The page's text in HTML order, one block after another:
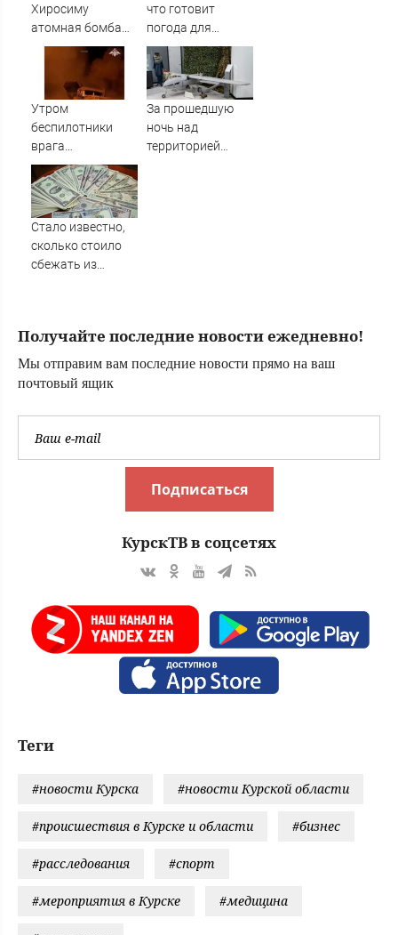
Хиросиму
атомная бомба
создала
невиданный
ранее металл на
Земле
что готовит
погода для
Тверской области
на второй неделе
августа
Утром
беспилотники
врага
попытались
атаковать
предприятия в
Поволжье, но им
За прошедшую
ночь над
территорией
Стало известно,
сколько стоило
сбежать из
Получайте последние новости ежедневно!
Мы отправим вам последние новости прямо на ваш
почтовый ящик
Подписаться
КурскТВ в соцсетях
Теги
#новости Курска #новости Курской области
#происшествия в Курске и области #бизнес
#расследования #спорт
#мероприятия в Курске #медицина